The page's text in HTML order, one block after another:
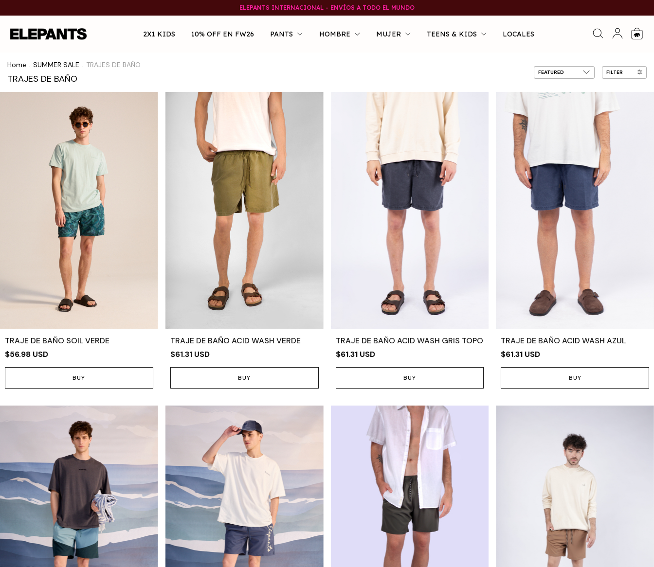
ELEPANTS INTERNACIONAL - ENVÍOS A TODO EL MUNDO
2X1 KIDS 10% OFF EN FW26 PANTS HOMBRE MUJER TEENS & KIDS LOCALES 0
Home SUMMER SALE TRAJES DE BAÑO
TRAJES DE BAÑO
FILTER
TRAJE DE BAÑO SOIL VERDE
$56.98 USD
BUY
TRAJE DE BAÑO ACID WASH VERDE
$61.31 USD
BUY
TRAJE DE BAÑO ACID WASH GRIS TOPO
$61.31 USD
BUY
TRAJE DE BAÑO ACID WASH AZUL
$61.31 USD
BUY